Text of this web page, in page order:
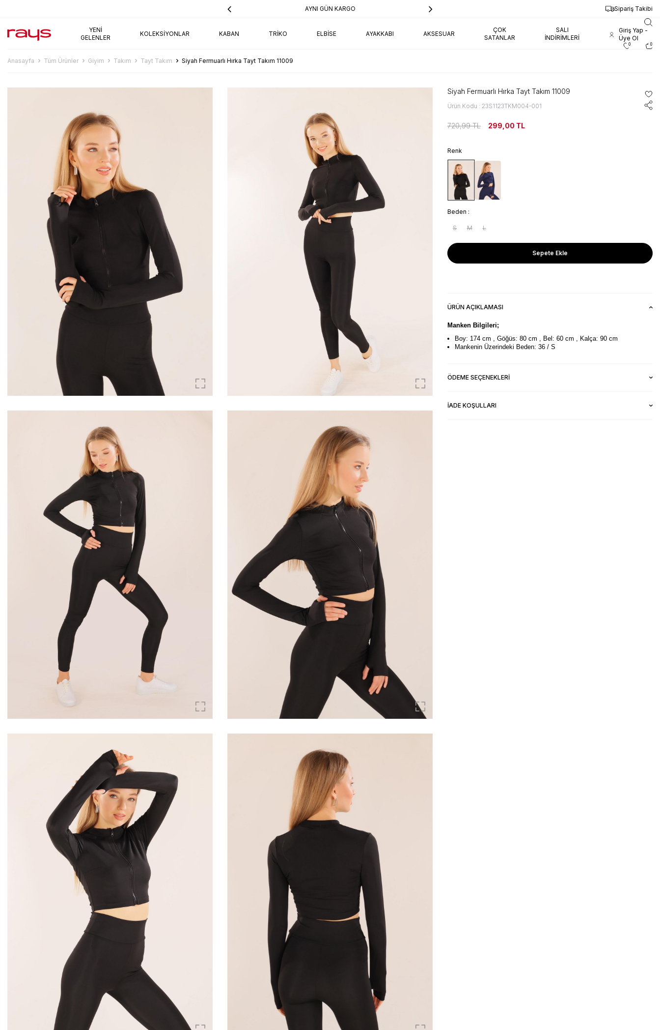
AYNI GÜN KARGO Sipariş Takibi
YENI
GELENLER
KOLEKSIYONLAR KABAN TRIKO ELBISE AYAKKABI AKSESUAR
ÇOK
SATANLAR
SALI
İNDIRIMLERI
Giriş Yap -
Üye Ol
0 0
Anasayfa Tüm Ürünler Giyim Takım Tayt Takım Siyah Fermuarlı Hırka Tayt Takım 11009
Siyah Fermuarlı Hırka Tayt Takım 11009
Ürün Kodu : 23S1123TKM004-001
720,99TL 299,00 TL
Renk
Beden :
S M L
Sepete Ekle
ÜRÜN AÇIKLAMASI
Manken Bilgileri;
Boy: 174 cm , Göğüs: 80 cm , Bel: 60 cm , Kalça: 90 cm
Mankenin Üzerindeki Beden: 36 / S
ÖDEME SEÇENEKLERI
İADE KOŞULLARI